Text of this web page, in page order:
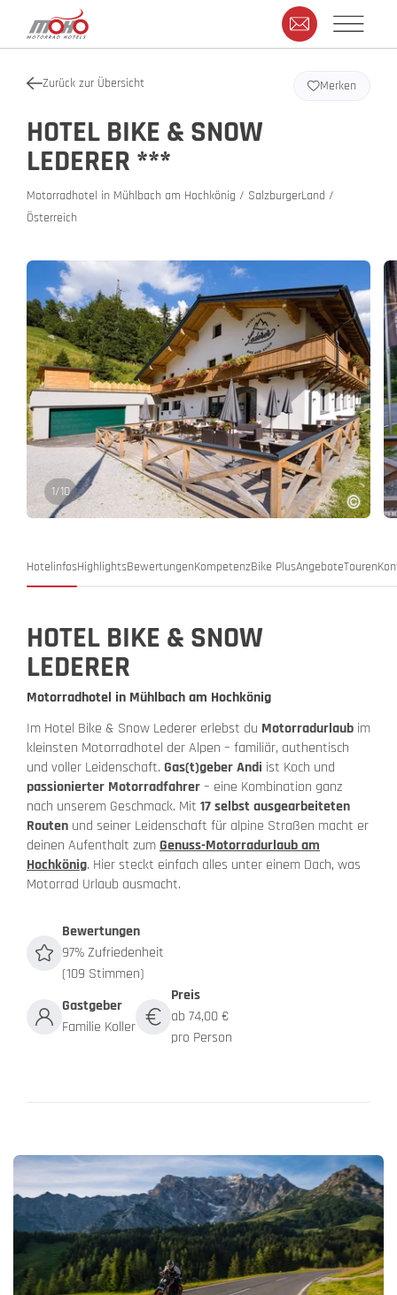
Zurück zur Übersicht
HOTEL BIKE & SNOW
LEDERER ***
Motorradhotel in Mühlbach am Hochkönig / SalzburgerLand /
Österreich
Merken
1/10
HotelinfosHighlightsBewertungenKompetenzBike PlusAngeboteTouren
HOTEL BIKE & SNOW
LEDERER
Motorradhotel in Mühlbach am Hochkönig
Im Hotel Bike & Snow Lederer erlebst du Motorradurlaub im
kleinsten Motorradhotel der Alpen – familiär, authentisch
und voller Leidenschaft. Gas(t)geber Andi ist Koch und
passionierter Motorradfahrer– eine Kombination ganz
nach unserem Geschmack. Mit 17 selbst ausgearbeiteten
Routen und seiner Leidenschaft für alpine Straßen macht er
deinen Aufenthalt zumGenuss-Motorradurlaub am
Hochkönig. Hier steckt einfach alles unter einem Dach, was
Motorrad Urlaub ausmacht.
Bewertungen
97% Zufriedenheit
(109 Stimmen)
Gastgeber
Familie Koller
Preis
ab 74,00 €
pro Person